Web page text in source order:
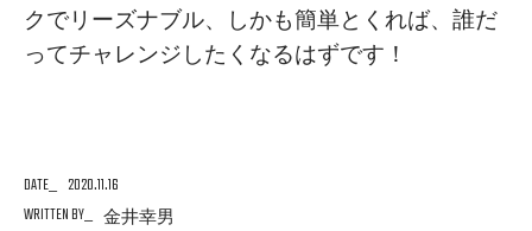
クでリーズナブル、しかも簡単とくれば、誰だ
ってチャレンジしたくなるはずです！
DATE
2020.11.16
WRITTEN BY
金井幸男